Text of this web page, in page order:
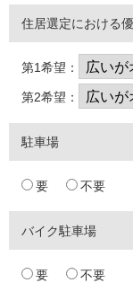
住居選定における
第1希望：
第2希望：
駐車場
要 不要
バイク駐車場
要 不要